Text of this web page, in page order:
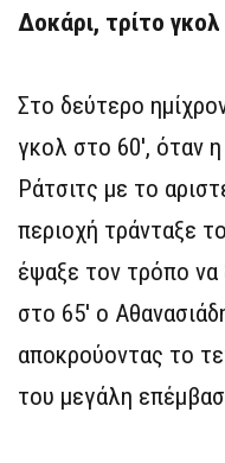
Δοκάρι, τρίτο
Στο δεύτερο
γκολ στο 60′, όταν
Ράτσιτς με το
περιοχή τράνταξε
έψαξε τον τρόπο
στο 65′ ο
αποκρούοντας το
του μεγάλη